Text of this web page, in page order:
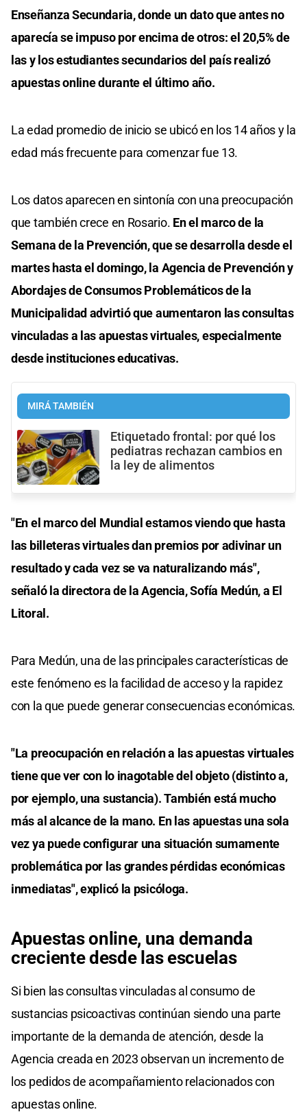
Enseñanza Secundaria, donde un dato que antes no
aparecía se impuso por encima de otros: el 20,5% de
las y los estudiantes secundarios del país realizó
apuestas online durante el último año.
La edad promedio de inicio se ubicó en los 14 años y la
edad más frecuente para comenzar fue 13.
Los datos aparecen en sintonía con una preocupación
que también crece en Rosario. En el marco de la
Semana de la Prevención, que se desarrolla desde el
martes hasta el domingo, la Agencia de Prevención y
Abordajes de Consumos Problemáticos de la
Municipalidad advirtió que aumentaron las consultas
vinculadas a las apuestas virtuales, especialmente
desde instituciones educativas.
MIRÁ TAMBIÉN
Etiquetado frontal: por qué los
pediatras rechazan cambios en
la ley de alimentos
"En el marco del Mundial estamos viendo que hasta
las billeteras virtuales dan premios por adivinar un
resultado y cada vez se va naturalizando más",
señaló la directora de la Agencia, Sofía Medún, a El
Litoral.
Para Medún, una de las principales características de
este fenómeno es la facilidad de acceso y la rapidez
con la que puede generar consecuencias económicas.
"La preocupación en relación a las apuestas virtuales
tiene que ver con lo inagotable del objeto (distinto a,
por ejemplo, una sustancia). También está mucho
más al alcance de la mano. En las apuestas una sola
vez ya puede configurar una situación sumamente
problemática por las grandes pérdidas económicas
inmediatas", explicó la psicóloga.
Apuestas online, una demanda
creciente desde las escuelas
Si bien las consultas vinculadas al consumo de
sustancias psicoactivas continúan siendo una parte
importante de la demanda de atención, desde la
Agencia creada en 2023 observan un incremento de
los pedidos de acompañamiento relacionados con
apuestas online.